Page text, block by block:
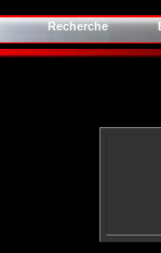
Recherche